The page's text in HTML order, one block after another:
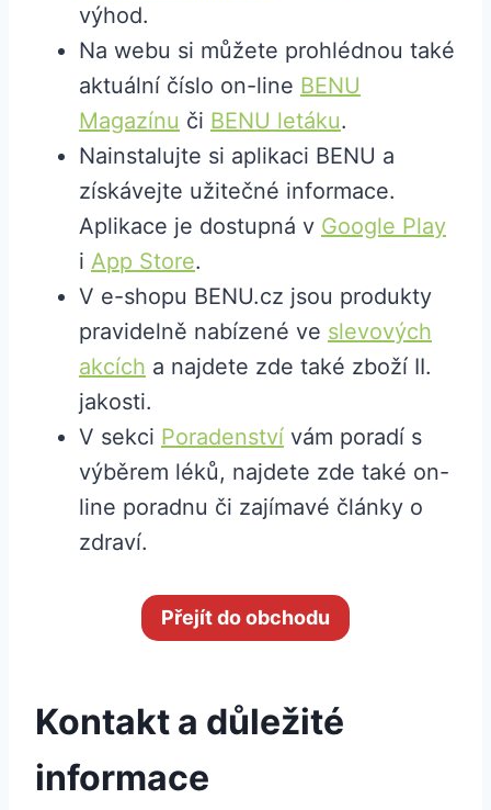
výhod.
Na webu si můžete prohlédnou také
aktuální číslo on-line BENU
Magazínu či BENU letáku.
Nainstalujte si aplikaci BENU a
získávejte užitečné informace.
Aplikace je dostupná v Google Play
i App Store.
V e-shopu BENU.cz jsou produkty
pravidelně nabízené ve slevových
akcích a najdete zde také zboží II.
jakosti.
V sekci Poradenství vám poradí s
výběrem léků, najdete zde také on-
line poradnu či zajímavé články o
zdraví.
Přejít do obchodu
Kontakt a důležité
informace